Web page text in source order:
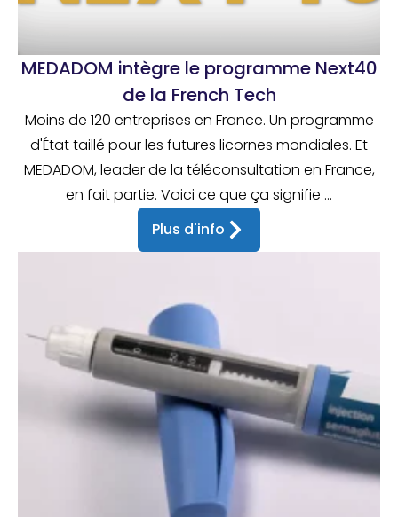
MEDADOM intègre le programme Next40
de la French Tech
Moins de 120 entreprises en France. Un programme
d'État taillé pour les futures licornes mondiales. Et
MEDADOM, leader de la téléconsultation en France,
en fait partie. Voici ce que ça signifie ...
Plus d'info